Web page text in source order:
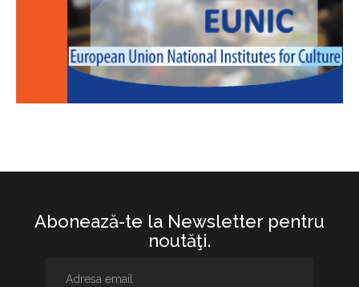
Abonează-te la Newsletter pentru
noutăţi.